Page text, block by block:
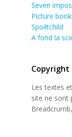
Seven
Picture
Spoiltchild
A fond la
Copyright
Les textes
site ne sont